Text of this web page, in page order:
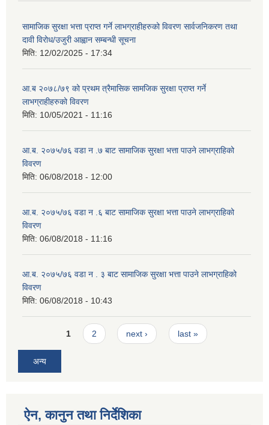
सामाजिक सुरक्षा भत्ता प्राप्त गर्ने लाभग्राहीहरुको विवरण सार्वजनिकरण तथा
दावी विरोध/उजुरी आह्वान सम्बन्धी सूचना
मिति: 12/02/2025 - 17:34
आ.ब २०७८/७९ को प्रथम त्रैमासिक सामजिक सुरक्षा प्राप्त गर्ने
लाभग्राहीहरुको विवरण
मिति: 10/05/2021 - 11:16
आ.ब. २०७५/७६ वडा न .७ बाट सामाजिक सुरक्षा भत्ता पाउने लाभग्राहिको
विवरण
मिति: 06/08/2018 - 12:00
आ.ब. २०७५/७६ वडा न .६ बाट सामाजिक सुरक्षा भत्ता पाउने लाभग्राहिको
विवरण
मिति: 06/08/2018 - 11:16
आ.ब. २०७५/७६ वडा न . ३ बाट सामाजिक सुरक्षा भत्ता पाउने लाभग्राहिको
विवरण
मिति: 06/08/2018 - 10:43
Pages1 2 next › last »
अन्य
ऐन, कानुन तथा निर्देशिका